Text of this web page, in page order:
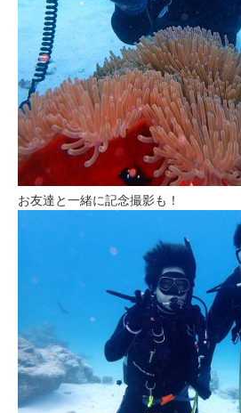
お友達と一緒に記念撮影も！